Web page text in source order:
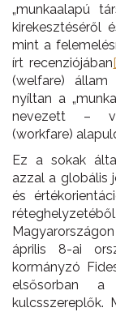
„munkaalapú
kirekesztéséről
mint a
írt recenziójában
(welfare)
nyíltan a
nevezett –
(workfare)
Ez a sokak
azzal a globális
és
április 8-ai
kormányzó
elsősorban
kulcsszereplők.